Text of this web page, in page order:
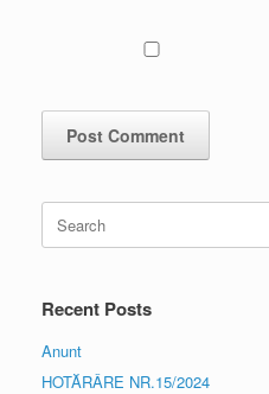
Search
for:
Recent Posts
Anunt
HOTĂRÂRE NR.15/2024